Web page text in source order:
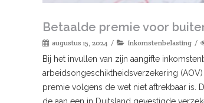
Betaalde premie voor
augustus 15, 2024 Inkomstenbelasting
Bij het invullen van zijn aangifte
arbeidsongeschiktheidsverzekering
premie volgens de wet niet aftrekbaar is.